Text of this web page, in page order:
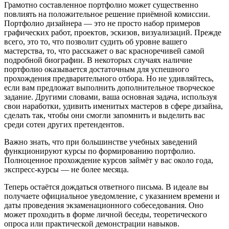
Грамотно составленное портфолио может существенно
повлиять на положительное решение приёмной комиссии.
Портфолио дизайнера — это не просто набор примеров
графических работ, проектов, эскизов, визуализаций. Прежде
всего, это то, что позволит судить об уровне вашего
мастерства, то, что расскажет о вас красноречивей самой
подробной биографии. В некоторых случаях наличие
портфолио оказывается достаточным для успешного
прохождения предварительного отбора. Но не удивляйтесь,
если вам предложат выполнить дополнительное творческое
задание. Другими словами, ваша основная задача, используя
свои наработки, удивить именитых мастеров в сфере дизайна,
сделать так, чтобы они смогли запомнить и выделить вас
среди сотен других претендентов.
Важно знать, что при большинстве учебных заведений
функционируют курсы по формированию портфолио.
Полноценное прохождение курсов займёт у вас около года,
экспресс-курсы — не более месяца.
Теперь остаётся дождаться ответного письма. В идеале вы
получаете официальное уведомление, с указанием времени и
даты проведения экзаменационного собеседования. Оно
может проходить в форме личной беседы, теоретического
опроса или практической демонстрации навыков.